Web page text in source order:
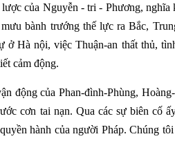
của Nguyễn - tri - Phương,
bành trướng thế lực ra Bắc,
ở Hà nội, việc Thuận-an thất thủ,
cảm động.
động của Phan-đình-Phùng,
cơn tai nạn. Qua các sự biên cố
hành của người Pháp. Chúng